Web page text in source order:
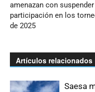
amenazan con
participación en los
de 2025
Artículos relacionados
Saesa